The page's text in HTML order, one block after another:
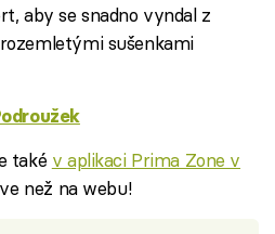
aby se snadno vyndal z
sušenkami
také v aplikaci Prima Zone v
než na webu!